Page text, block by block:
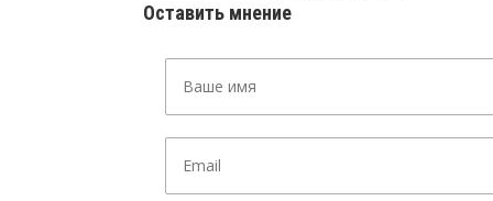
Оставить мнение